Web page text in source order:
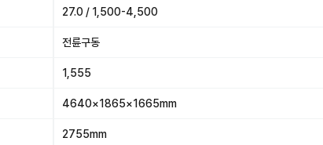
27.0 / 1,500-4,500
전륜구동
1,555
4640×1865×1665mm
2755mm